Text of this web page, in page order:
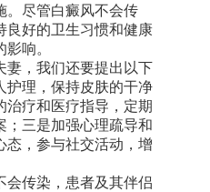
。尽管白癜风不会传
良好的卫生习惯和健康
响。
，我们还要提出以下
护理，保持皮肤的干净
治疗和医疗指导，定期
；三是加强心理疏导和
态，参与社交活动，增
传染，患者及其伴侣